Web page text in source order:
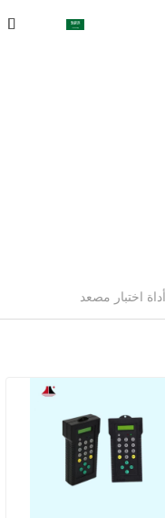
أداة اختبار مصعد